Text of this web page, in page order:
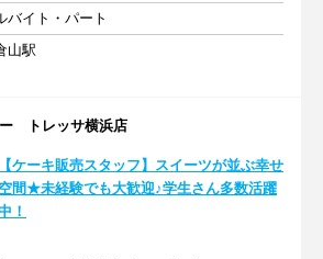
バイト・パート
山駅
トレッサ横浜店
【ケーキ販売スタッフ】スイーツが並ぶ幸せ
空間★未経験でも大歓迎♪学生さん多数活躍
！